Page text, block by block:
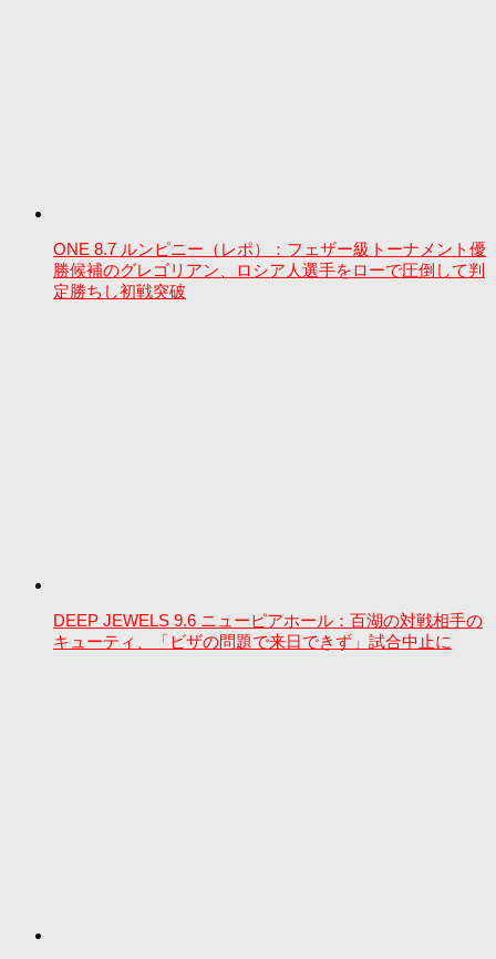
ONE 8.7 ルンピニー（レポ）：フェザー級トーナメント優
勝候補のグレゴリアン、ロシア人選手をローで圧倒して判
定勝ちし初戦突破
DEEP JEWELS 9.6 ニューピアホール：百湖の対戦相手の
キューティ、「ビザの問題で来日できず」試合中止に